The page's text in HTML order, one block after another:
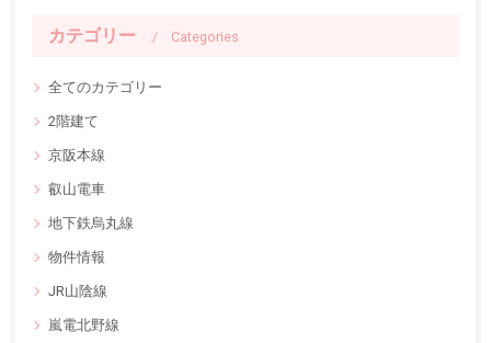
カテゴリー Categories
全てのカテゴリー
2階建て
京阪本線
叡山電車
地下鉄烏丸線
物件情報
JR山陰線
嵐電北野線